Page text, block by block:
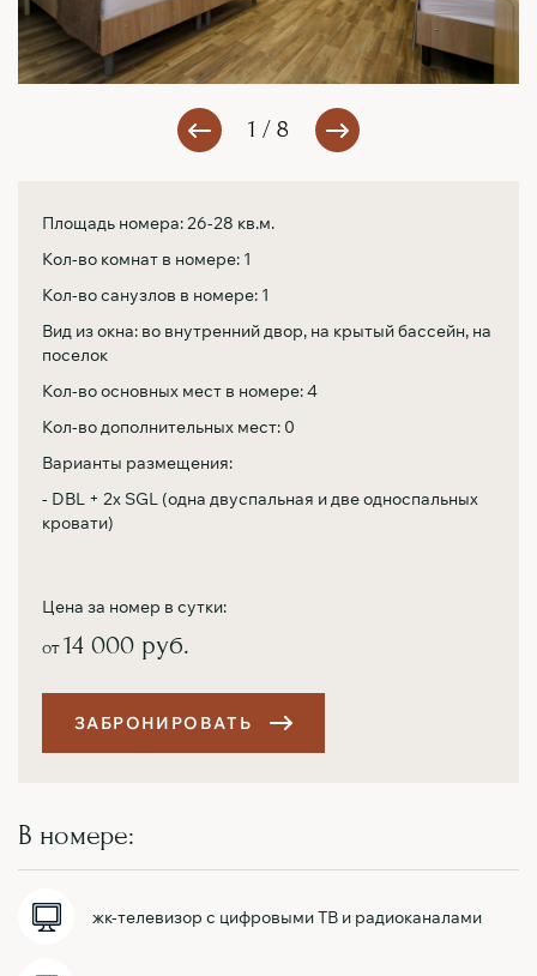
1 / 8
Площадь номера: 26-28 кв.м.
Кол-во комнат в номере: 1
Кол-во санузлов в номере: 1
Вид из окна: во внутренний двор, на крытый бассейн, на
поселок
Кол-во основных мест в номере: 4
Кол-во дополнительных мест: 0
Варианты размещения:
- DBL + 2х SGL (одна двуспальная и две односпальных
кровати)
Цена за номер в сутки:
от14 000 руб.
ЗАБРОНИ РО ВАТ Ь
В номере:
жк-телевизор с цифровыми ТВ и радиоканалами